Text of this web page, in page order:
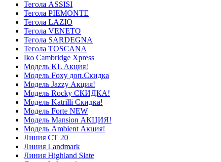
Тегола ASSISI
Тегола PIEMONTE
Тегола LAZIO
Тегола VENETO
Тегола SARDEGNA
Тегола TOSCANA
Iko Cambridge Xpress
Модель KL Акция!
Модель Foxy доп.Скидка
Модель Jazzy Акция!
Модель Rocky СКИДКА!
Модель Katrilli Скидка!
Модель Forte NEW
Модель Mansion АКЦИЯ!
Модель Ambient Акция!
Линия СТ 20
Линия Landmark
Линия Highland Slate